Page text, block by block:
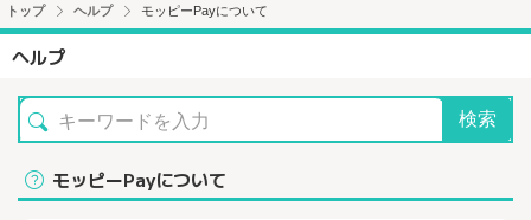
トップ ヘルプ モッピーPayについて
ヘルプ
検索
モッピーPayについて